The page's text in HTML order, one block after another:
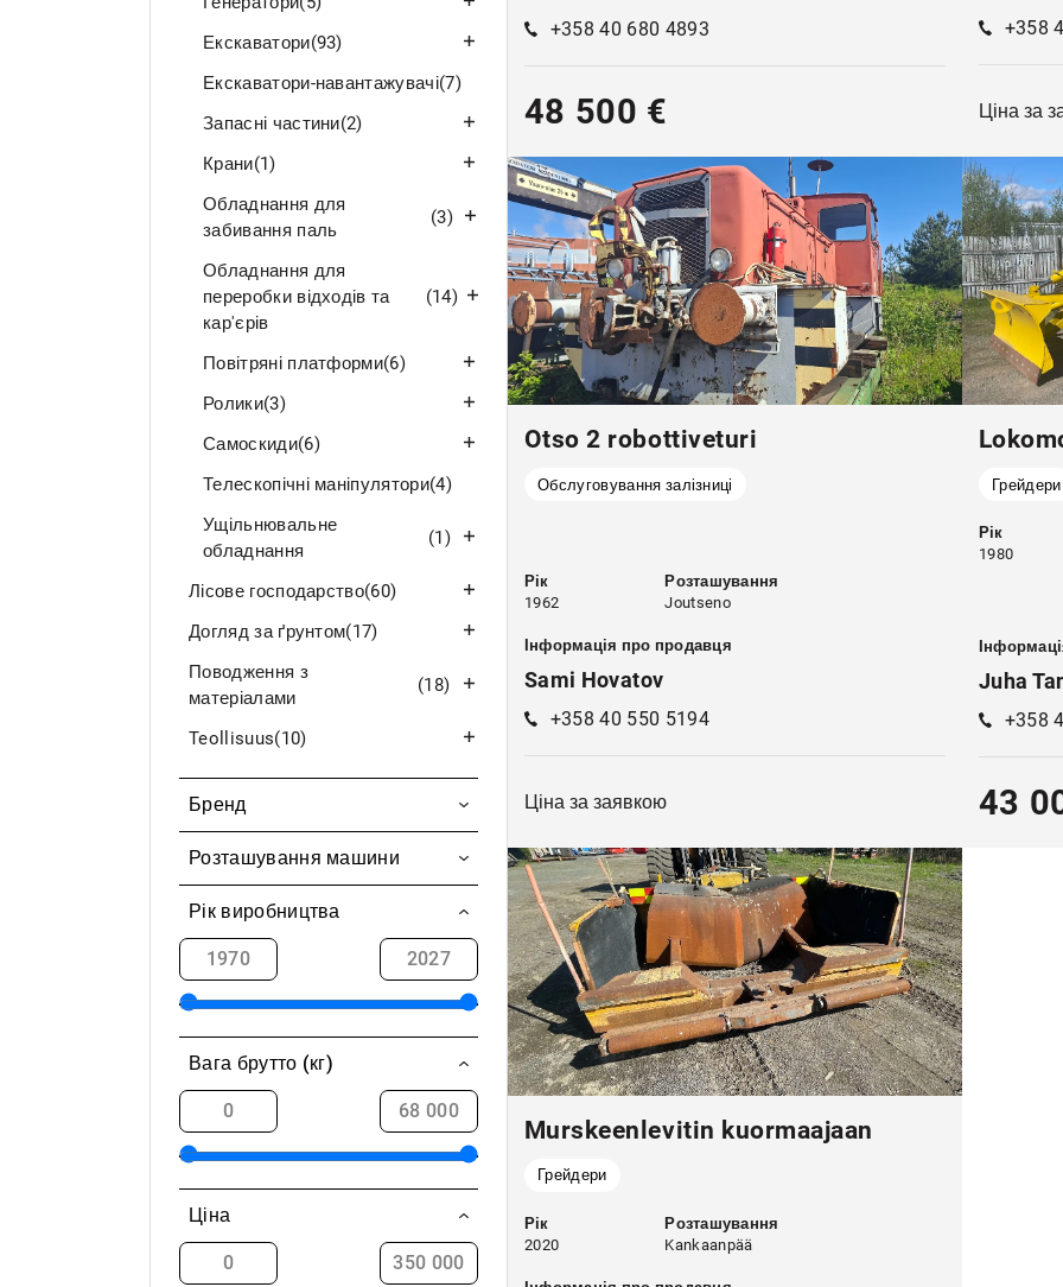
Екскаватори(93)
Екскаватори-навантажувачі(7)
Запасні частини(2)
Крани(1)
Обладнання для
забивання паль
(3)
Обладнання для
переробки відходів та
кар'єрів
(14)
Повітряні платформи(6)
Ролики(3)
Самоскиди(6)
Телескопічні маніпулятори(4)
Ущільнювальне
обладнання
(1)
Лісове господарство(60)
Догляд за ґрунтом(17)
Поводження з
матеріалами
(18)
Teollisuus(10)
Бренд
Lokomo
Veekmas
Caterpillar
Matson
Murskeenlevitin
Otso
Розташування машини
Aavasaksa / Ylitornio
Akaa
Alahärmä
Alavieska
Alavus
Elimäki
Eno
Enontekiö
Рік виробництва
Вага брутто (кг)
Ціна
+358 40 680 4893
48 500 €
+358
Ціна за
Otso 2 robottiveturi
Обслуговування залізниці
Рік
1962
Розташування
Joutseno
Інформація про продавця
Sami Hovatov
+358 40 550 5194
Ціна за заявкою
Грейдери
Рік
1980
Juha
+358
43
Murskeenlevitin kuormaajaan
Грейдери
Рік
2020
Розташування
Kankaanpää